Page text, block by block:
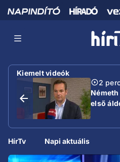
Kiemelt videók
2
első
HírTv Napi aktuális